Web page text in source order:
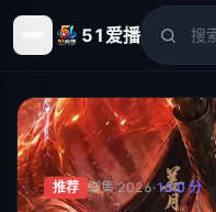
51爱播
51爱播- 电影、电视剧
推荐 剧集·2026·10.0分